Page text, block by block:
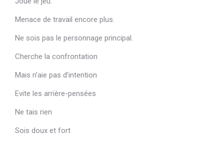
Menace de travail encore plus.
Ne sois pas le personnage principal.
Cherche la confrontation
Mais n’aie pas d’intention
Evite les arrière-pensées
Ne tais rien
Sois doux et fort